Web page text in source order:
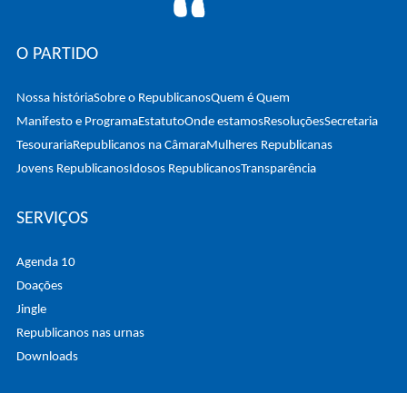
O PARTIDO
Nossa históriaSobre o RepublicanosQuem é Quem
Manifesto e ProgramaEstatutoOnde estamosResoluçõesSecretaria
TesourariaRepublicanos na CâmaraMulheres Republicanas
Jovens RepublicanosIdosos RepublicanosTransparência
SERVIÇOS
Agenda 10
Doações
Jingle
Republicanos nas urnas
Downloads